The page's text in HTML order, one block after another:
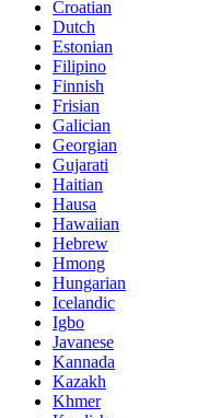
Croatian
Dutch
Estonian
Filipino
Finnish
Frisian
Galician
Georgian
Gujarati
Haitian
Hausa
Hawaiian
Hebrew
Hmong
Hungarian
Icelandic
Igbo
Javanese
Kannada
Kazakh
Khmer